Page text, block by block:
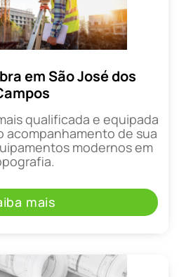
em São José dos
qualificada e equipada
acompanhamento de sua
modernos em
mais